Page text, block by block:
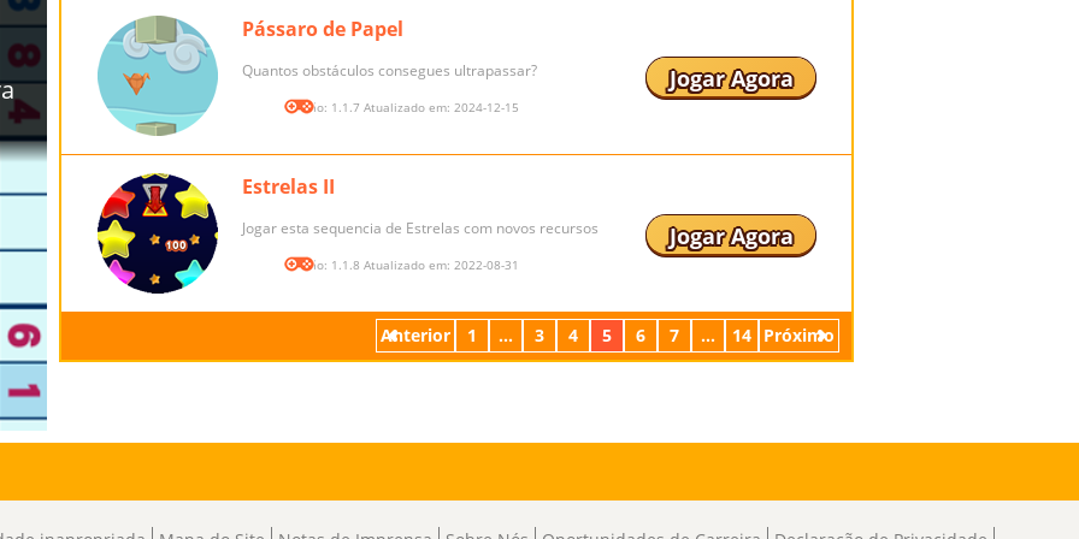
Pássaro de Papel
Quantos obstáculos consegues ultrapassar?
Versão: 1.1.7 Atualizado em: 2024-12-15
Jogar Agora
Estrelas II
Jogar esta sequencia de Estrelas com novos recursos
Versão: 1.1.8 Atualizado em: 2022-08-31
Jogar Agora
Anterior 1 ... 3 4 5 6 7 ... 14 Próximo